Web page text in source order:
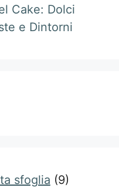
Cake: Dolci
e Dintorni
sfoglia (9)